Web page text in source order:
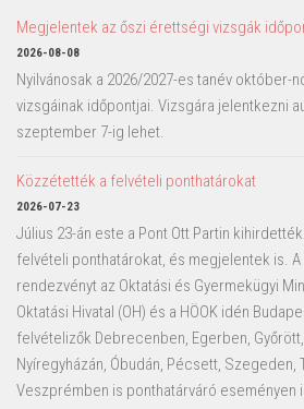
Megjelentek az őszi érettségi vizsgák
2026-08-08
Nyilvánosak a 2026/2027-es tanév október-
vizsgáinak időpontjai. Vizsgára jelentkezni
szeptember 7-ig lehet.
Közzétették a felvételi ponthatárokat
2026-07-23
Július 23-án este a Pont Ott Partin
felvételi ponthatárokat, és megjelentek is.
rendezvényt az Oktatási és Gyermekügyi
Oktatási Hivatal (OH) és a HÖOK idén
felvételizők Debrecenben, Egerben,
Nyíregyházán, Óbudán, Pécsett, Szegeden,
Veszprémben is ponthatárváró eseményen